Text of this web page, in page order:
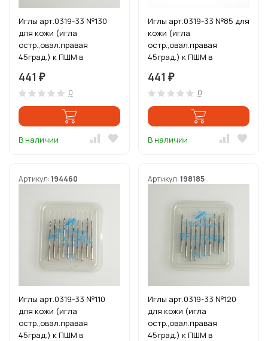
Иглы арт.0319-33 №130
для кожи (игла
остр.,овал.правая
45град.) к ПШМ в
441 ₽
0
В наличии
Иглы арт.0319-33 №85 для
кожи (игла
остр.,овал.правая
45град.) к ПШМ в
441 ₽
0
В наличии
Артикул:194460
Иглы арт.0319-33 №110
для кожи (игла
остр.,овал.правая
45град.) к ПШМ в
Артикул:198185
Иглы арт.0319-33 №120
для кожи (игла
остр.,овал.правая
45град.) к ПШМ в